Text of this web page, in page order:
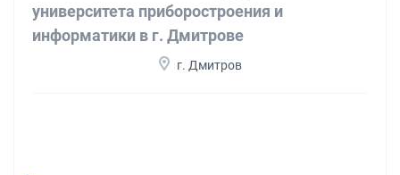
университета приборостроения и
информатики в г. Дмитрове
г. Дмитров